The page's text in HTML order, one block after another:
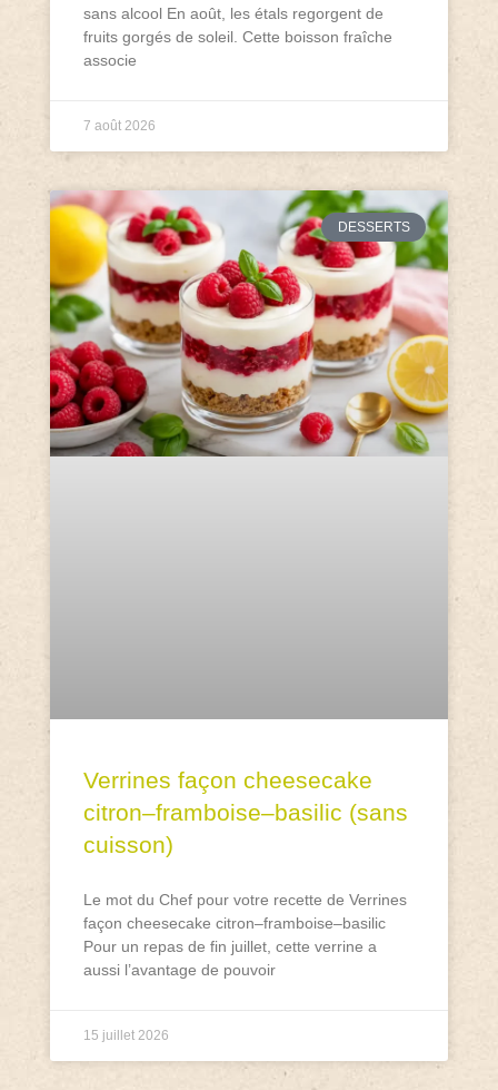
sans alcool En août, les étals regorgent de
fruits gorgés de soleil. Cette boisson fraîche
associe
7 août 2026
DESSERTS
Verrines façon cheesecake
citron–framboise–basilic (sans
cuisson)
Le mot du Chef pour votre recette de Verrines
façon cheesecake citron–framboise–basilic
Pour un repas de fin juillet, cette verrine a
aussi l’avantage de pouvoir
15 juillet 2026